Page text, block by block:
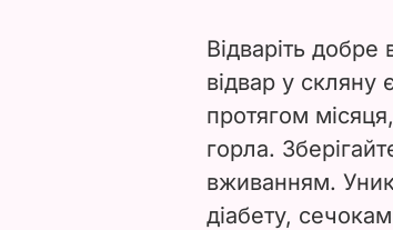
Відваріть
відвар у скляну
протягом
горла.
вживанням.
діабету,